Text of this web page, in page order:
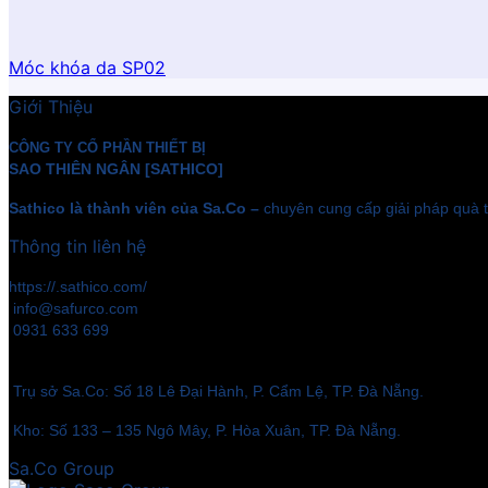
Móc khóa da SP02
Giới Thiệu
CÔNG TY CỔ PHẦN THIẾT BỊ
SAO THIÊN NGÂN [SATHICO]
Sathico là thành viên của Sa.Co – chuyên cung cấp giải pháp quà
Thông tin liên hệ
https://.sathico.com/
info@safurco.com
0931 633 699
Trụ sở Sa.Co: Số 18 Lê Đại Hành, P. Cẩm Lệ, TP. Đà Nẵng.
Kho: Số 133 – 135 Ngô Mây, P. Hòa Xuân, TP. Đà Nẵng.
Sa.Co Group